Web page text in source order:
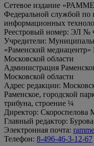
Сетевое издание
Федеральной службой по
информационных
Реестровый номер: ЭЛ №
Учредители:
«Раменский медиацентр»
Московской области
Администрация
Московской области
Адрес редакции:
Раменское, городской
трибуна, строение ¼
Директор: Скороспелова
Главный редактор:
Электронная почта:
Телефон: 8-496-46-3-12-67